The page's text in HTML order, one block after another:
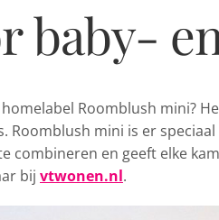
baby-
Roomblush mini?
Roomblush mini is er
combineren en geeft elke
bij vtwonen.nl.